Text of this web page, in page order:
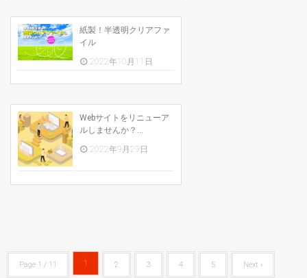
紙製！半透明クリアファ
イル
2022年10月11日
Webサイトをリニューア
ルしませんか？...
2022年9月29日
Page 1 / 11 1 2 3 4 5 Next ›